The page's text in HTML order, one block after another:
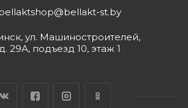
st.by
ул. Машиностроителей,
29А, подъезд 10, этаж 1